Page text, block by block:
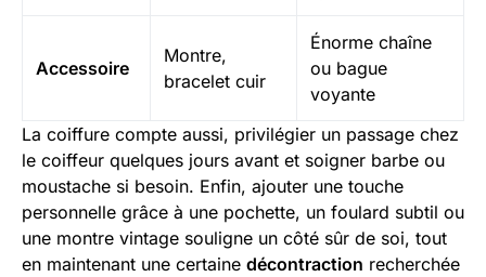
Accessoire
Montre,
bracelet cuir
Énorme chaîne
ou bague
voyante
La coiffure compte aussi, privilégier un passage chez
le coiffeur quelques jours avant et soigner barbe ou
moustache si besoin. Enfin, ajouter une touche
personnelle grâce à une pochette, un foulard subtil ou
une montre vintage souligne un côté sûr de soi, tout
en maintenant une certaine décontraction recherchée